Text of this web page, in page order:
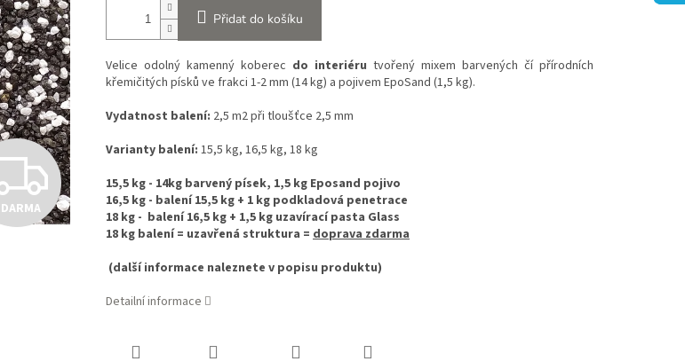
Z
D
Přidat do košíku
Velice odolný kamenný koberec do interiéru tvořený mixem barvených čí přírodních
křemičitých písků ve frakci 1-2 mm (14 kg) a pojivem EpoSand (1,5 kg).
Vydatnost balení: 2,5 m2 při tloušťce 2,5 mm
Varianty balení: 15,5 kg, 16,5 kg, 18 kg
15,5 kg - 14kg barvený písek, 1,5 kg Eposand pojivo
16,5 kg - balení 15,5 kg + 1 kg podkladová penetrace
18 kg - balení 16,5 kg + 1,5 kg uzavírací pasta Glass
18 kg balení = uzavřená struktura = doprava zdarma
(další informace naleznete v popisu produktu)
Detailní informace